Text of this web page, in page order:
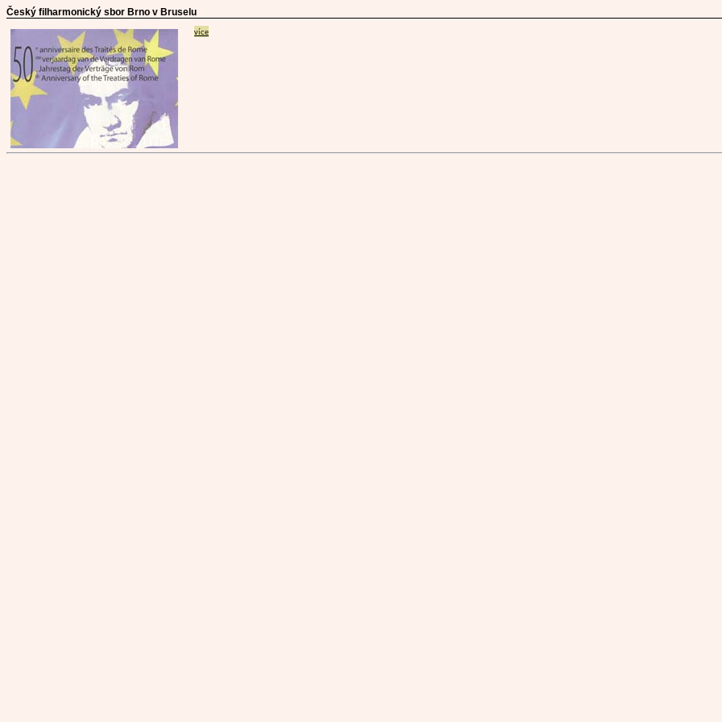
Český filharmonický sbor Brno v Bruselu
více